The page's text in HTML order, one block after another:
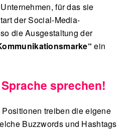
für das sie
der Social-Media-
die Ausgestaltung der
ein
sprechen!
treiben die eigene
Buzzwords und Hashtags